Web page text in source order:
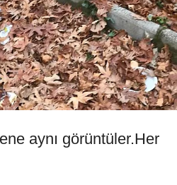
aynı görüntüler.Her